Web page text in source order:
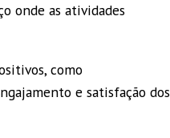
onde as atividades
como
e satisfação dos